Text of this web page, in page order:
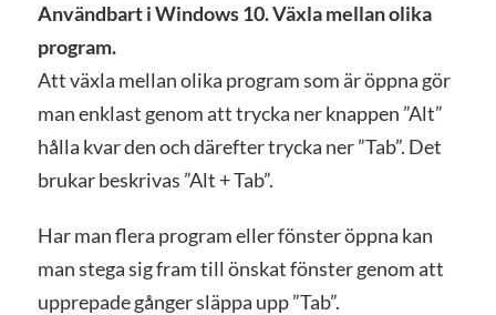
Användbart i Windows 10. Växla mellan olika
program.
Att växla mellan olika program som är öppna gör
man enklast genom att trycka ner knappen ”Alt”
hålla kvar den och därefter trycka ner ”Tab”. Det
brukar beskrivas ”Alt + Tab”.
Har man flera program eller fönster öppna kan
man stega sig fram till önskat fönster genom att
upprepade gånger släppa upp ”Tab”.